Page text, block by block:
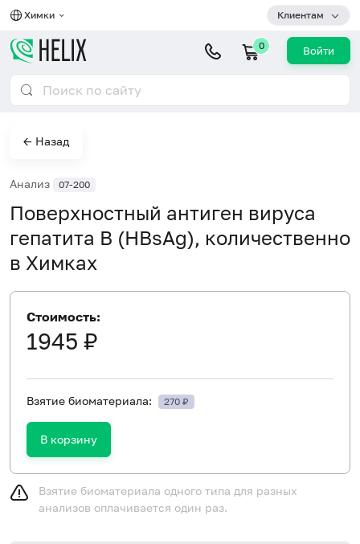
Химки Клиентам
0 Войти
← Назад
Анализ 07-200
Поверхностный антиген вируса
гепатита В (HBsAg), количественно
в Химках
Стоимость:
1945 ₽
Взятие биоматериала: 270 ₽
В корзину
Взятие биоматериала одного типа для разных
анализов оплачивается один раз.